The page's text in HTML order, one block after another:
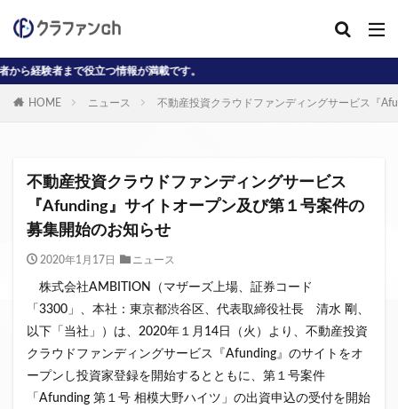
つ情報が満載です。
HOME ニュース 不動産投資クラウドファンディングサービス『
不動産投資クラウドファンディングサービス
『Afunding』サイトオープン及び第１号案件の
募集開始のお知らせ
2020年1月17日 ニュース
株式会社AMBITION（マザーズ上場、証券コード
「3300」、本社：東京都渋谷区、代表取締役社長 清水 剛、
以下「当社」）は、2020年１月14日（火）より、不動産投資
クラウドファンディングサービス『Afunding』のサイトをオ
ープンし投資家登録を開始するとともに、第１号案件
「Afunding 第１号 相模大野ハイツ」の出資申込の受付を開始
カテゴリー
AD J-reit reit インタビュー動画
クラウドファンディングコラム
クラウファンディングコラム
デジタル証券 ニュース
不動産クラウドファンディング・オブ・ザ・イヤー
不動産クラウドファンディング協会 不特法
事業者向け 元本割れ 動画 匿名組合
投資家向け 用語解説 系統用蓄電池